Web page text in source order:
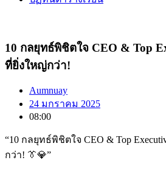
10 กลยุทธ์พิชิตใจ CEO & Top
ที่ยิ่งใหญ่กว่า!
Aumnuay
24 มกราคม 2025
08:00
“10 กลยุทธ์พิชิตใจ CEO & Top
กว่า! 👔💎”